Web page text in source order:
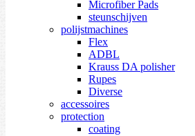
Microfiber Pads
steunschijven
polijstmachines
Flex
ADBL
Krauss DA polisher
Rupes
Diverse
accessoires
protection
coating